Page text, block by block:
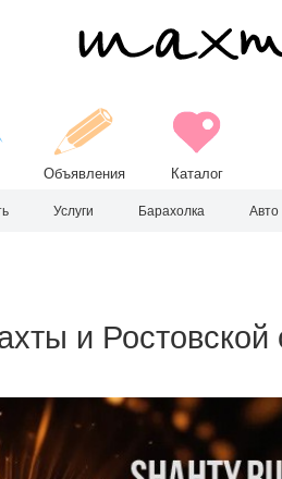
Объявления Каталог
Услуги Барахолка Авто
и